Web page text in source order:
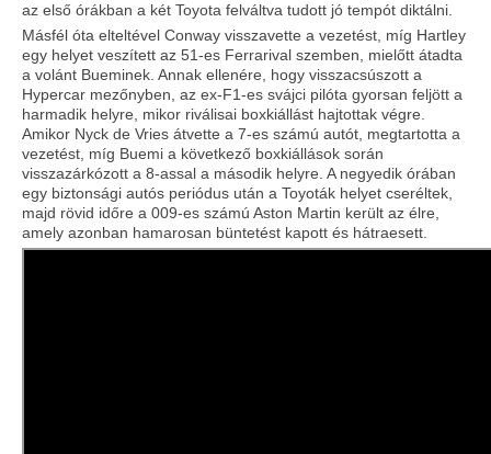
az első órákban a két Toyota felváltva tudott jó tempót diktálni.
Másfél óta elteltével Conway visszavette a vezetést, míg Hartley
egy helyet veszített az 51-es Ferrarival szemben, mielőtt átadta
a volánt Bueminek. Annak ellenére, hogy visszacsúszott a
Hypercar mezőnyben, az ex-F1-es svájci pilóta gyorsan feljött a
harmadik helyre, mikor riválisai boxkiállást hajtottak végre.
Amikor Nyck de Vries átvette a 7-es számú autót, megtartotta a
vezetést, míg Buemi a következő boxkiállások során
visszazárkózott a 8-assal a második helyre. A negyedik órában
egy biztonsági autós periódus után a Toyoták helyet cseréltek,
majd rövid időre a 009-es számú Aston Martin került az élre,
amely azonban hamarosan büntetést kapott és hátraesett.